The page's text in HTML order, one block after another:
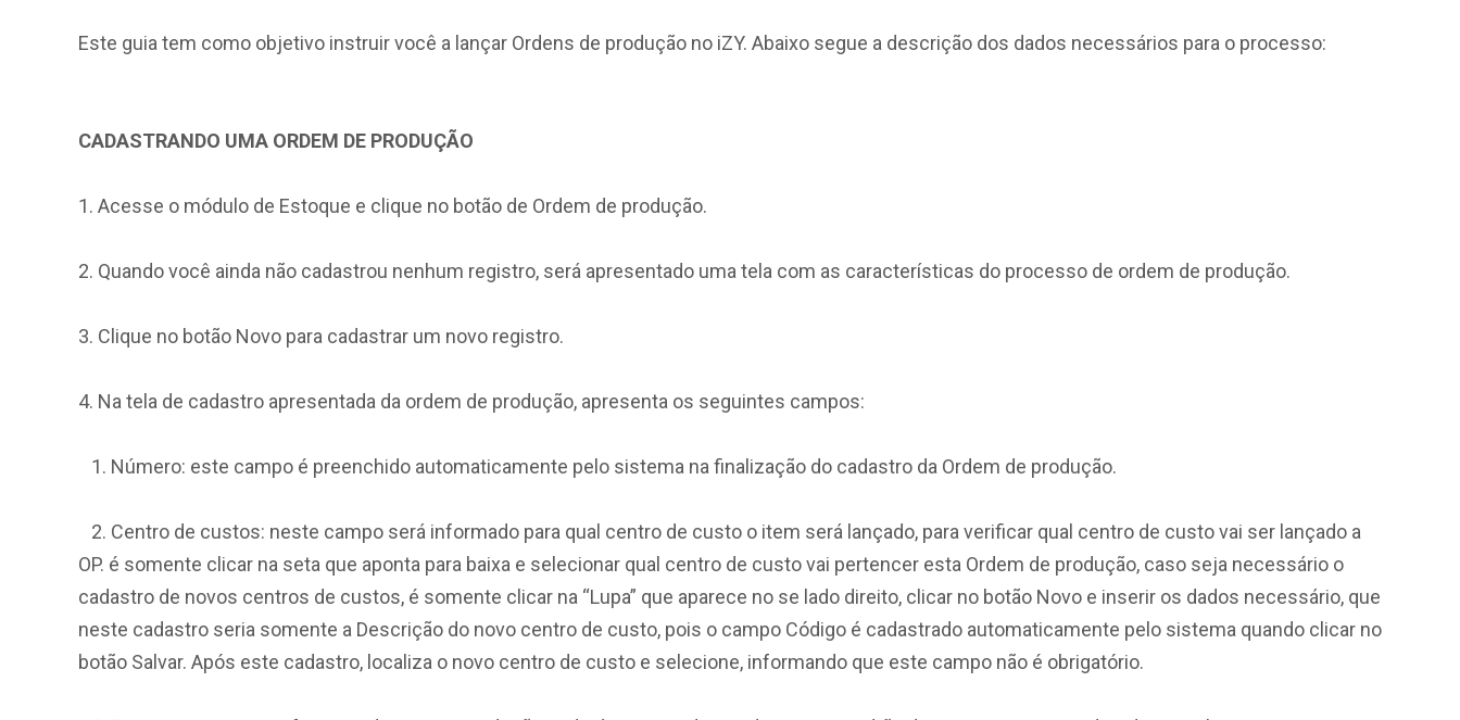
Este guia tem como objetivo instruir você a lançar Ordens de produção no iZY. Abaixo segue a descrição dos dados necessários para o processo:
CADASTRANDO UMA ORDEM DE PRODUÇÃO
1. Acesse o módulo de Estoque e clique no botão de Ordem de produção.
2. Quando você ainda não cadastrou nenhum registro, será apresentado uma tela com as características do processo de ordem de produção.
3. Clique no botão Novo para cadastrar um novo registro.
4. Na tela de cadastro apresentada da ordem de produção, apresenta os seguintes campos:
1. Número: este campo é preenchido automaticamente pelo sistema na finalização do cadastro da Ordem de produção.
2. Centro de custos: neste campo será informado para qual centro de custo o item será lançado, para verificar qual centro de custo vai ser lançado a
OP. é somente clicar na seta que aponta para baixa e selecionar qual centro de custo vai pertencer esta Ordem de produção, caso seja necessário o
cadastro de novos centros de custos, é somente clicar na “Lupa” que aparece no se lado direito, clicar no botão Novo e inserir os dados necessário, que
neste cadastro seria somente a Descrição do novo centro de custo, pois o campo Código é cadastrado automaticamente pelo sistema quando clicar no
botão Salvar. Após este cadastro, localiza o novo centro de custo e selecione, informando que este campo não é obrigatório.